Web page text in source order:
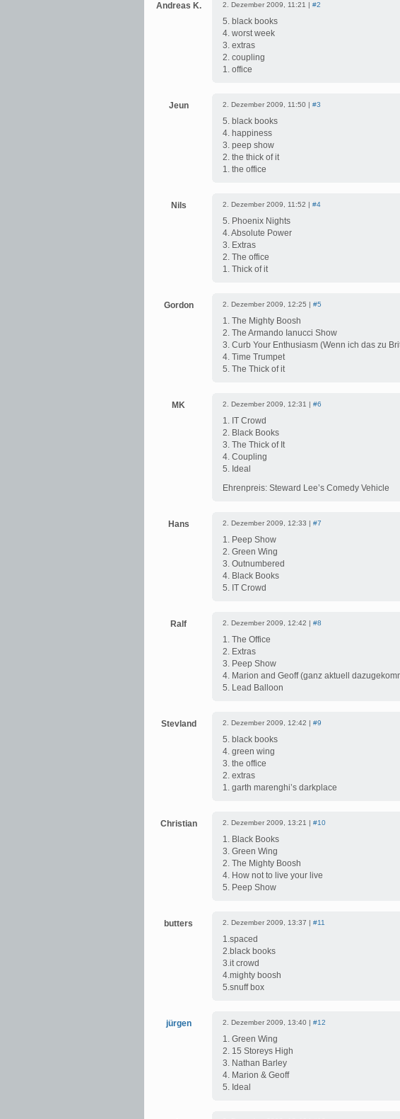
Andreas K. 2. Dezember 2009, 11:21 | #2
5. black books
4. worst week
3. extras
2. coupling
1. office
Jeun 2. Dezember 2009, 11:50 | #3
5. black books
4. happiness
3. peep show
2. the thick of it
1. the office
Nils 2. Dezember 2009, 11:52 | #4
5. Phoenix Nights
4. Absolute Power
3. Extras
2. The office
1. Thick of it
Gordon 2. Dezember 2009, 12:25 | #5
1. The Mighty Boosh
2. The Armando Ianucci Show
3. Curb Your Enthusiasm (Wenn ich das zu
4. Time Trumpet
5. The Thick of it
MK 2. Dezember 2009, 12:31 | #6
1. IT Crowd
2. Black Books
3. The Thick of It
4. Coupling
5. Ideal
Ehrenpreis: Steward Lee’s Comedy Vehicle
Hans 2. Dezember 2009, 12:33 | #7
1. Peep Show
2. Green Wing
3. Outnumbered
4. Black Books
5. IT Crowd
Ralf 2. Dezember 2009, 12:42 | #8
1. The Office
2. Extras
3. Peep Show
4. Marion and Geoff (ganz aktuell
5. Lead Balloon
Stevland 2. Dezember 2009, 12:42 | #9
5. black books
4. green wing
3. the office
2. extras
1. garth marenghi’s darkplace
Christian 2. Dezember 2009, 13:21 | #10
1. Black Books
3. Green Wing
2. The Mighty Boosh
4. How not to live your live
5. Peep Show
butters 2. Dezember 2009, 13:37 | #11
1.spaced
2.black books
3.it crowd
4.mighty boosh
5.snuff box
jürgen 2. Dezember 2009, 13:40 | #12
1. Green Wing
2. 15 Storeys High
3. Nathan Barley
4. Marion & Geoff
5. Ideal